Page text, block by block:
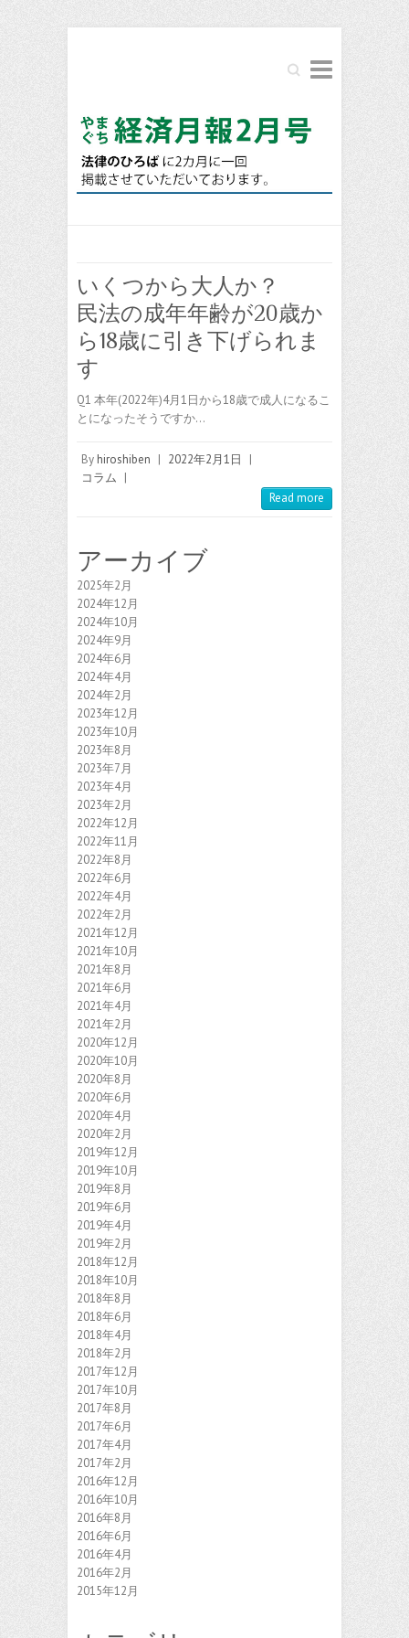
Search
いくつから大人か？
民法の成年年齢が20歳か
ら18歳に引き下げられま
す
Q1 本年(2022年)4月1日から18歳で成人になるこ
とになったそうですか…
By hiroshiben | 2022年2月1日
|
コラム |
Read more
アーカイブ
2025年2月
2024年12月
2024年10月
2024年9月
2024年6月
2024年4月
2024年2月
2023年12月
2023年10月
2023年8月
2023年7月
2023年4月
2023年2月
2022年12月
2022年11月
2022年8月
2022年6月
2022年4月
2022年2月
2021年12月
2021年10月
2021年8月
2021年6月
2021年4月
2021年2月
2020年12月
2020年10月
2020年8月
2020年6月
2020年4月
2020年2月
2019年12月
2019年10月
2019年8月
2019年6月
2019年4月
2019年2月
2018年12月
2018年10月
2018年8月
2018年6月
2018年4月
2018年2月
2017年12月
2017年10月
2017年8月
2017年6月
2017年4月
2017年2月
2016年12月
2016年10月
2016年8月
2016年6月
2016年4月
2016年2月
2015年12月